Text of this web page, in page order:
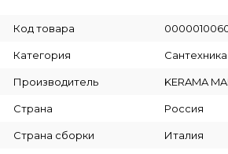
Код товара
Категория Сантехника
Производитель KERAMA
Страна Россия
Страна сборки Италия